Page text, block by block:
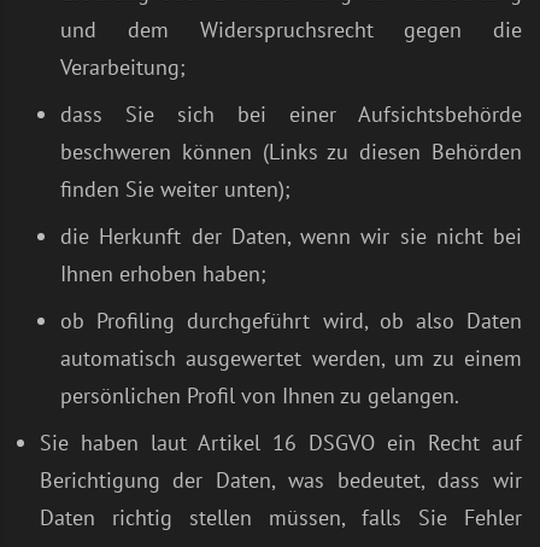
und dem Widerspruchsrecht gegen die
Verarbeitung;
dass Sie sich bei einer Aufsichtsbehörde
beschweren können (Links zu diesen Behörden
finden Sie weiter unten);
die Herkunft der Daten, wenn wir sie nicht bei
Ihnen erhoben haben;
ob Profiling durchgeführt wird, ob also Daten
automatisch ausgewertet werden, um zu einem
persönlichen Profil von Ihnen zu gelangen.
Sie haben laut Artikel 16 DSGVO ein Recht auf
Berichtigung der Daten, was bedeutet, dass wir
Daten richtig stellen müssen, falls Sie Fehler